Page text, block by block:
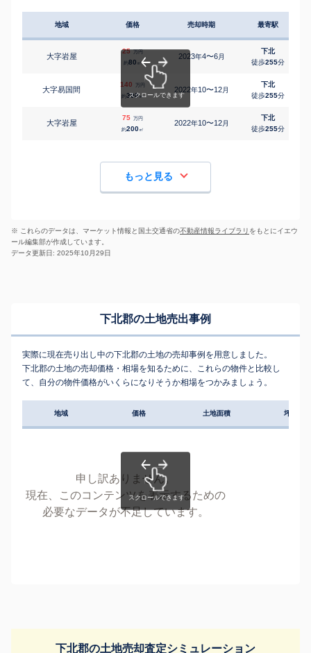
地域 価格 売却時期 最寄駅
大字岩屋
25 万円
約80 ㎡
2023年4〜6月
下北
徒歩255分
大字易国間
140 万円
約300㎡
2022年10〜12月
下北
徒歩255分
大字岩屋
75 万円
約200㎡
2022年10〜12月
下北
徒歩255分
もっと見る
※ これらのデータは、マーケット情報と国土交通省の不動産情報ライブラリ をもとにイエウ
ール編集部が作成しています。
データ更新日: 2025年10月29日
下北郡の土地売出事例
実際に現在売り出し中の下北郡の土地の売却事例を用意しました。
下北郡の土地の売却価格・相場を知るために、これらの物件と比較し
て、自分の物件価格がいくらになりそうか相場をつかみましょう。
地域 価格 土地面積 坪単価
申し訳ありません。
現在、このコンテンツを表示するための
必要なデータが不足しています。
下北郡の土地売却査定シミュレーション